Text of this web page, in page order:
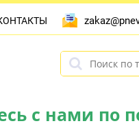
с нами по